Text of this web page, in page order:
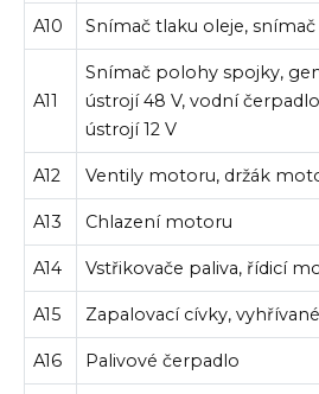
A10 Snímač tlaku oleje,
A11
Snímač polohy spojky,
ústrojí 48 V, vodní
ústrojí 12 V
A12 Ventily motoru, držák
A13 Chlazení motoru
A14 Vstřikovače paliva, řídicí
A15 Zapalovací cívky,
A16 Palivové čerpadlo